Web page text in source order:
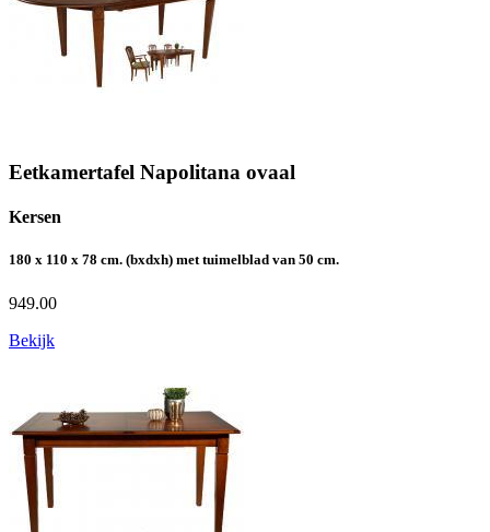
Eetkamertafel Napolitana ovaal
Kersen
180 x 110 x 78 cm. (bxdxh) met tuimelblad van 50 cm.
949.00
Bekijk